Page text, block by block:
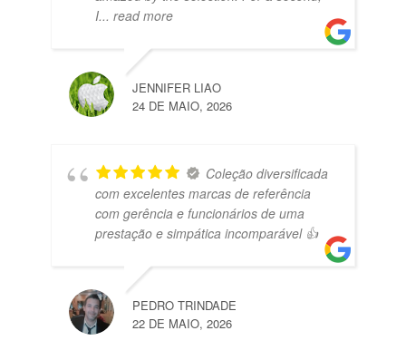
I... read more
JENNIFER LIAO
24 DE MAIO, 2026
Coleção diversificada
com excelentes marcas de referência
com gerência e funcionários de uma
prestação e simpática incomparável 👍
PEDRO TRINDADE
22 DE MAIO, 2026